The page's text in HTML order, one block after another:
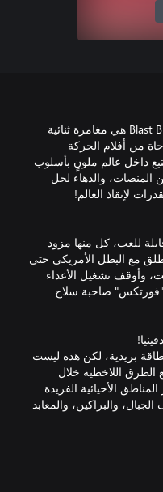
Blast Brigade vs. The Evil Legion of Dr. Cread هي مغامرة ثنائية
من أفلام الحركة
داخل عالم ملونٍ بأسلوب
المنصات، والدهاء لحل
للعب، كل منها مزود
مع البطل الأمريكي حتى
وأوقف تشغيل الأعداء
"فورتكس" صاحبة سلاح
بريدية، لكن هذه ليست
اللاخطية خلال
الأحيائية الفريدة
والبراكين، والمعابد